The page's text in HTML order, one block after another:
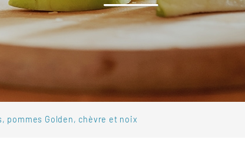
pommes Golden, chèvre et noix